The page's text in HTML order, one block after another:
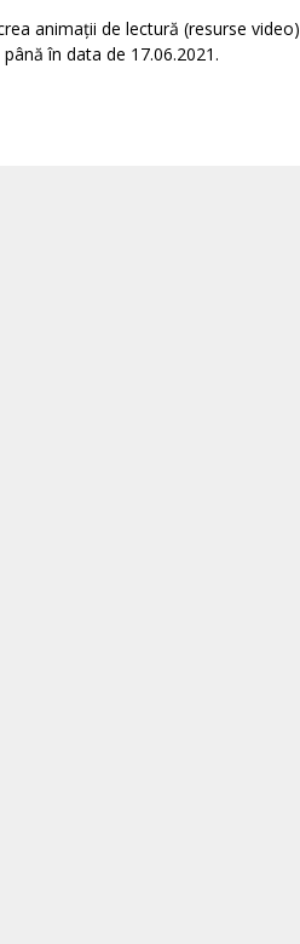
animații de lectură (resurse video)
în data de 17.06.2021.